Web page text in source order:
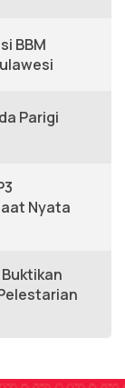
BBM
Parigi
Nyata